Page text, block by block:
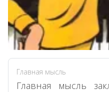
Главная мысль
Главная мысль